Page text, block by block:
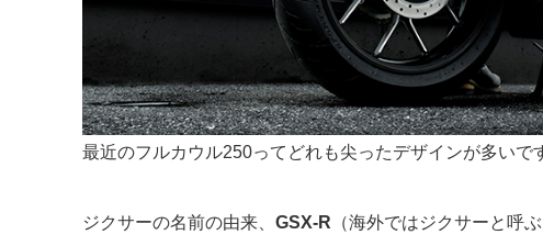
最近のフルカウル250ってどれも尖ったデザインが多いで
ジクサーの名前の由来、 GSX-R （海外ではジクサーと呼ぶ